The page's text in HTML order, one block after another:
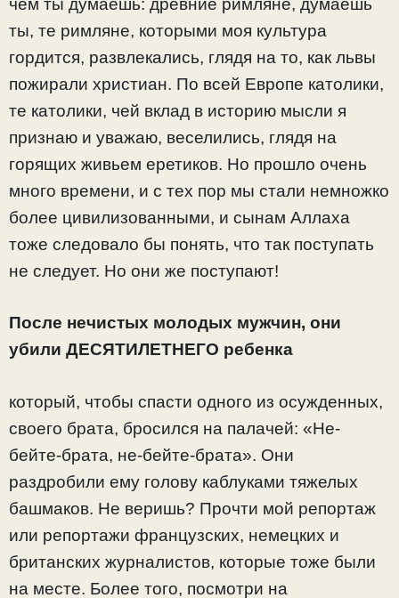
ты, те римляне, которыми моя культура
гордится, развлекались, глядя на то, как львы
пожирали христиан. По всей Европе католики,
те католики, чей вклад в историю мысли я
признаю и уважаю, веселились, глядя на
горящих живьем еретиков. Но прошло очень
много времени, и с тех пор мы стали немножко
более цивилизованными, и сынам Аллаха
тоже следовало бы понять, что так поступать
не следует. Но они же поступают!
После нечистых молодых мужчин, они
убили ДЕСЯТИЛЕТНЕГО ребенка
который, чтобы спасти одного из осужденных,
своего брата, бросился на палачей: «Не-
бейте-брата, не-бейте-брата». Они
раздробили ему голову каблуками тяжелых
башмаков. Не веришь? Прочти мой репортаж
или репортажи французских, немецких и
британских журналистов, которые тоже были
на месте. Более того, посмотри на